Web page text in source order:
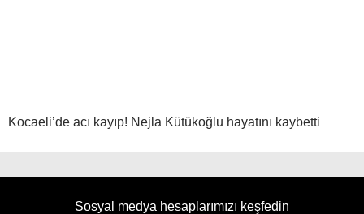
Kocaeli’de acı kayıp! Nejla Kütükoğlu hayatını kaybetti
Sosyal medya hesaplarımızı keşfedin